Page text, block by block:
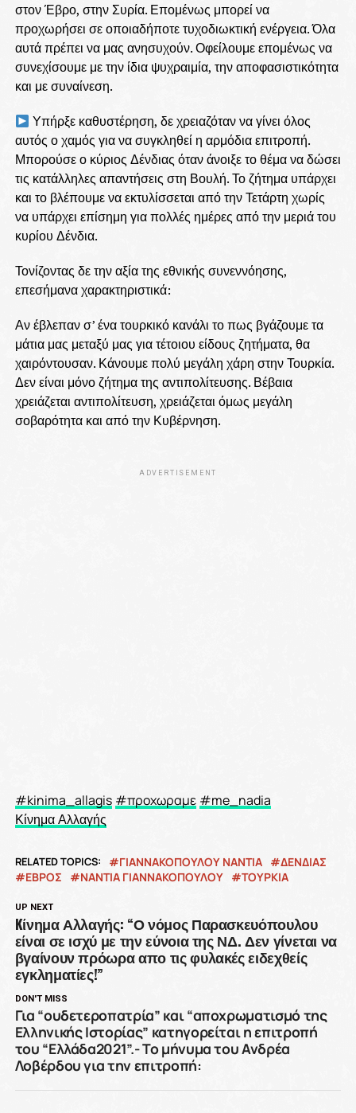
στον Έβρο, στην Συρία. Επομένως μπορεί να
προχωρήσει σε οποιαδήποτε τυχοδιωκτική ενέργεια. Όλα
αυτά πρέπει να μας ανησυχούν. Οφείλουμε επομένως να
συνεχίσουμε με την ίδια ψυχραιμία, την αποφασιστικότητα
και με συναίνεση.
Υπήρξε καθυστέρηση, δε χρειαζόταν να γίνει όλος
αυτός ο χαμός για να συγκληθεί η αρμόδια επιτροπή.
Μπορούσε ο κύριος Δένδιας όταν άνοιξε το θέμα να δώσει
τις κατάλληλες απαντήσεις στη Βουλή. Το ζήτημα υπάρχει
και το βλέπουμε να εκτυλίσσεται από την Τετάρτη χωρίς
να υπάρχει επίσημη για πολλές ημέρες από την μεριά του
κυρίου Δένδια.
Τονίζοντας δε την αξία της εθνικής συνεννόησης,
επεσήμανα χαρακτηριστικά:
Αν έβλεπαν σ’ ένα τουρκικό κανάλι το πως βγάζουμε τα
μάτια μας μεταξύ μας για τέτοιου είδους ζητήματα, θα
χαιρόντουσαν. Κάνουμε πολύ μεγάλη χάρη στην Τουρκία.
Δεν είναι μόνο ζήτημα της αντιπολίτευσης. Βέβαια
χρειάζεται αντιπολίτευση, χρειάζεται όμως μεγάλη
σοβαρότητα και από την Κυβέρνηση.
ADVERTISEMENT
#kinima_allagis #προχωραμε #me_nadia
Κίνημα Αλλαγής
RELATED TOPICS: ΓΙΑΝΝΑΚΟΠΟΥΛΟΥ ΝΑΝΤΙΑ
ΔΕΝΔΙΑΣ
ΕΒΡΟΣ
ΝΑΝΤΙΑ ΓΙΑΝΝΑΚΟΠΟΥΛΟΥ ΤΟΥΡΚΙΑ
UP NEXT
Kίνημα Αλλαγής: “Ο νόμος Παρασκευόπουλου
είναι σε ισχύ με την εύνοια της ΝΔ. Δεν γίνεται να
βγαίνουν πρόωρα απο τις φυλακές ειδεχθείς
εγκληματίες!”
DON'T MISS
Για “ουδετεροπατρία” και “αποχρωματισμό της
Ελληνικής Ιστορίας” κατηγορείται η επιτροπή
του “Ελλάδα2021”.- Το μήνυμα του Ανδρέα
Λοβέρδου για την επιτροπή: